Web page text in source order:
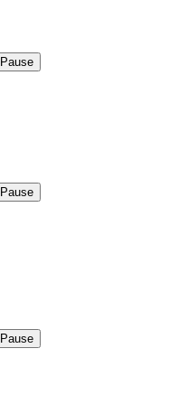
Pause
Pause
Pause